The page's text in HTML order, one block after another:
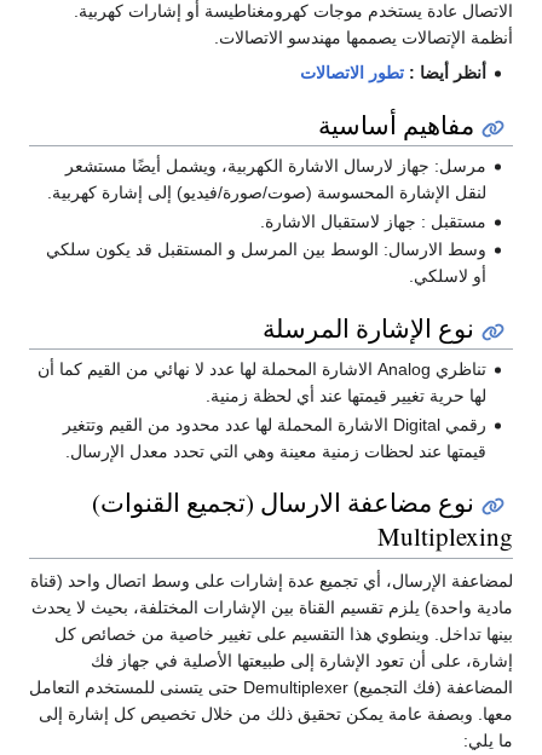
الاتصال عادة يستخدم موجات كهرومغناطيسة أو إشارات كهربية.
أنظمة الإتصالات يصممها مهندسو الاتصالات.
أنظر أيضا :تطور الاتصالات
مفاهيم أساسية
مرسل: جهاز لارسال الاشارة الكهربية، ويشمل أيضًا مستشعر
لنقل الإشارة المحسوسة (صوت/صورة/فيديو) إلى إشارة كهربية.
مستقبل : جهاز لاستقبال الاشارة.
وسط الارسال: الوسط بين المرسل و المستقبل قد يكون سلكي
أو لاسلكي.
نوع الإشارة المرسلة
تناظري Analog الاشارة المحملة لها عدد لا نهائي من القيم كما أن
لها حرية تغيير قيمتها عند أي لحظة زمنية.
رقمي Digital الاشارة المحملة لها عدد محدود من القيم وتتغير
قيمتها عند لحظات زمنية معينة وهي التي تحدد معدل الإرسال.
نوع مضاعفة الارسال (تجميع القنوات)
Multiplexing
لمضاعفة الإرسال، أي تجميع عدة إشارات على وسط اتصال واحد (قناة
مادية واحدة) يلزم تقسيم القناة بين الإشارات المختلفة، بحيث لا يحدث
بينها تداخل. وينطوي هذا التقسيم على تغيير خاصية من خصائص كل
إشارة، على أن تعود الإشارة إلى طبيعتها الأصلية في جهاز فك
المضاعفة (فك التجميع) Demultiplexer حتى يتسنى للمستخدم التعامل
معها. وبصفة عامة يمكن تحقيق ذلك من خلال تخصيص كل إشارة إلى
ما يلي: